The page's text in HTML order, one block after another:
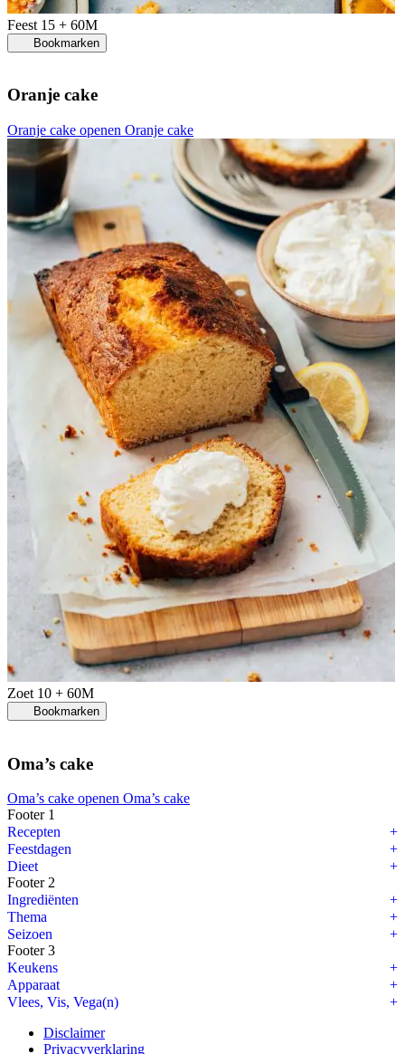
Feest 15 + 60M
Bookmarken
Oranje cake
Oranje cake openen Oranje cake
Zoet 10 + 60M
Bookmarken
Oma’s cake
Oma’s cake openen Oma’s cake
Footer 1
Recepten
Feestdagen
Dieet
Footer 2
Ingrediënten
Thema
Seizoen
Footer 3
Keukens
Apparaat
Vlees, Vis, Vega(n)
Disclaimer
Privacyverklaring